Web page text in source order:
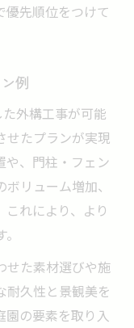
優先順位をつけて
例
外構工事が可能
せたプランが実現
や、門柱・フェン
リューム増加、
れにより、より
せた素材選びや施
耐久性と景観美を
の要素を取り入